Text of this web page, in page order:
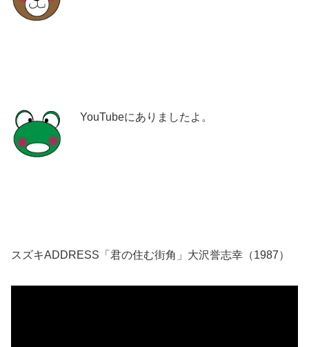
YouTubeにありましたよ。
スズキADDRESS「君の住む街角」大沢誉志幸（1987）